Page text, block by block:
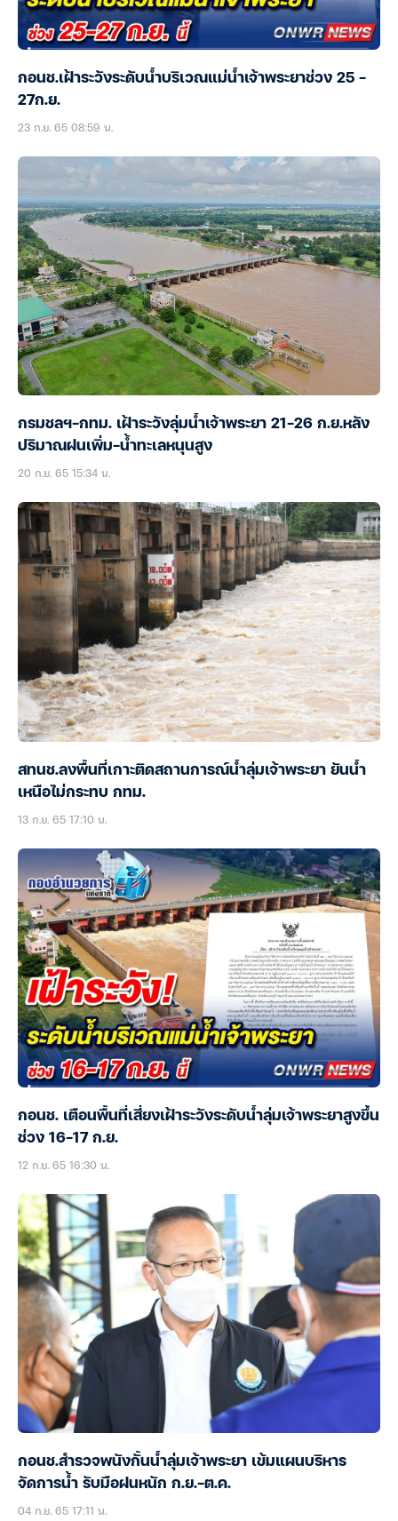
กอนช.เฝ้าระวังระดับน้ำบริเวณแม่น้ำเจ้าพระยาช่วง 25 –
27ก.ย.
23 ก.ย. 65 08:59 น.
กรมชลฯ-กทม. เฝ้าระวังลุ่มน้ำเจ้าพระยา 21-26 ก.ย.หลัง
ปริมาณฝนเพิ่ม-น้ำทะเลหนุนสูง
20 ก.ย. 65 15:34 น.
สทนช.ลงพื้นที่เกาะติดสถานการณ์น้ำลุ่มเจ้าพระยา ยันน้ำ
เหนือไม่กระทบ กทม.
13 ก.ย. 65 17:10 น.
กอนช. เตือนพื้นที่เสี่ยงเฝ้าระวังระดับน้ำลุ่มเจ้าพระยาสูงขึ้น
ช่วง 16-17 ก.ย.
12 ก.ย. 65 16:30 น.
กอนช.สำรวจพนังกั้นน้ำลุ่มเจ้าพระยา เข้มแผนบริหาร
จัดการน้ำ รับมือฝนหนัก ก.ย.-ต.ค.
04 ก.ย. 65 17:11 น.